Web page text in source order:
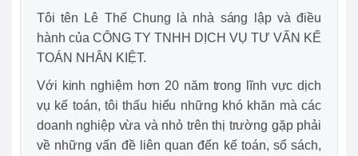
Tôi tên Lê Thế Chung là nhà sáng lập và điều
hành của CÔNG TY TNHH DỊCH VỤ TƯ VẤN KẾ
TOÁN NHÂN KIỆT.
Với kinh nghiệm hơn 20 năm trong lĩnh vực dịch
vụ kế toán, tôi thấu hiểu những khó khăn mà các
doanh nghiệp vừa và nhỏ trên thị trường gặp phải
về những vấn đề liên quan đến kế toán, sổ sách,